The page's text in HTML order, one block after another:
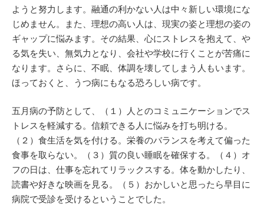
ようと努力します。融通の利かない人は中々新しい環境にな
じめません。また、理想の高い人は、現実の姿と理想の姿の
ギャップに悩みます。その結果、心にストレスを抱えて、や
る気を失い、無気力となり、会社や学校に行くことが苦痛に
なります。さらに、不眠、体調を壊してしまう人もいます。
ほっておくと、うつ病にもなる恐ろしい病です。
五月病の予防として、（１）人とのコミュニケーションでス
トレスを軽減する。信頼できる人に悩みを打ち明ける。
（２）食生活を気を付ける。栄養のバランスを考えて偏った
食事を取らない。（３）質の良い睡眠を確保する。（４）オ
フの日は、仕事を忘れてリラックスする。体を動かしたり、
読書や好きな映画を見る。（５）おかしいと思ったら早目に
病院で受診を受けるということでした。